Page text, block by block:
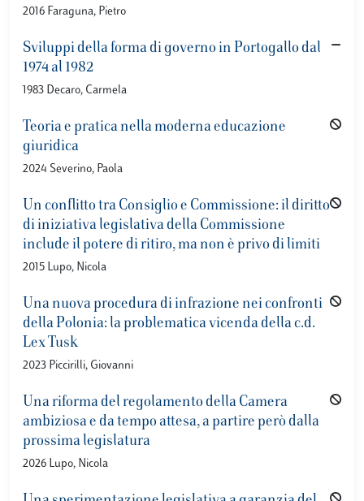
2016 Faraguna, Pietro
Sviluppi della forma di governo in Portogallo dal
1974 al 1982
1983 Decaro, Carmela
Teoria e pratica nella moderna educazione
giuridica
2024 Severino, Paola
Un conflitto tra Consiglio e Commissione: il diritto
di iniziativa legislativa della Commissione
include il potere di ritiro, ma non è privo di limiti
2015 Lupo, Nicola
Una nuova procedura di infrazione nei confronti
della Polonia: la problematica vicenda della c.d.
Lex Tusk
2023 Piccirilli, Giovanni
Una riforma del regolamento della Camera
ambiziosa e da tempo attesa, a partire però dalla
prossima legislatura
2026 Lupo, Nicola